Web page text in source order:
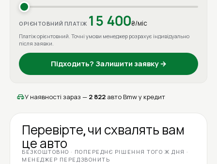
ОРІЄНТОВНИЙ ПЛАТІЖ 15 400₴/міс
Платіж орієнтовний. Точні умови менеджер розрахує індивідуально
після заявки.
Підходить? Залишити заявку →
У наявності зараз — 2 822 авто Bmw у кредит
Перевірте, чи схвалять вам
це авто
БЕЗКОШТОВНО · ПОПЕРЕДНЄ РІШЕННЯ ТОГО Ж ДНЯ ·
МЕНЕДЖЕР ПЕРЕДЗВОНИТЬ